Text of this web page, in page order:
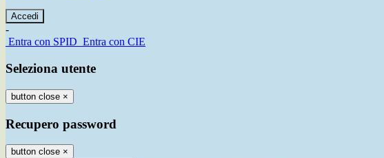
-
Entra con SPID Entra con CIE
Seleziona utente
button close ×
Recupero password
button close ×